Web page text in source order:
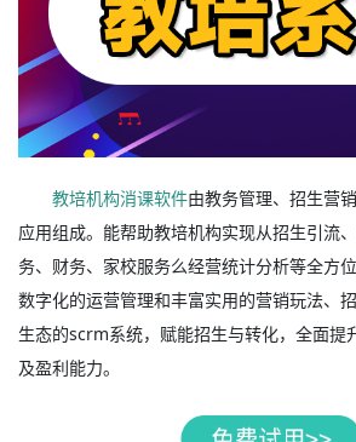
教培机构消课软件由教务管理、招生营
应用组成。能帮助教培机构实现从招生引流
务、财务、家校服务么经营统计分析等全方
数字化的运营管理和丰富实用的营销玩法、
生态的scrm系统，赋能招生与转化，全面提
及盈利能力。